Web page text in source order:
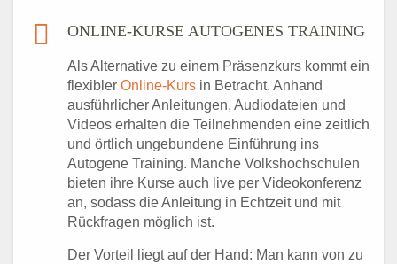
ONLINE-KURSE AUTOGENES TRAINING
Als Alternative zu einem Präsenzkurs kommt ein
flexibler Online-Kurs in Betracht. Anhand
ausführlicher Anleitungen, Audiodateien und
Videos erhalten die Teilnehmenden eine zeitlich
und örtlich ungebundene Einführung ins
Autogene Training. Manche Volkshochschulen
bieten ihre Kurse auch live per Videokonferenz
an, sodass die Anleitung in Echtzeit und mit
Rückfragen möglich ist.
Der Vorteil liegt auf der Hand: Man kann von zu